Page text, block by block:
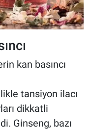
kan basıncı
tansiyon ilacı
dikkatli
Ginseng, bazı